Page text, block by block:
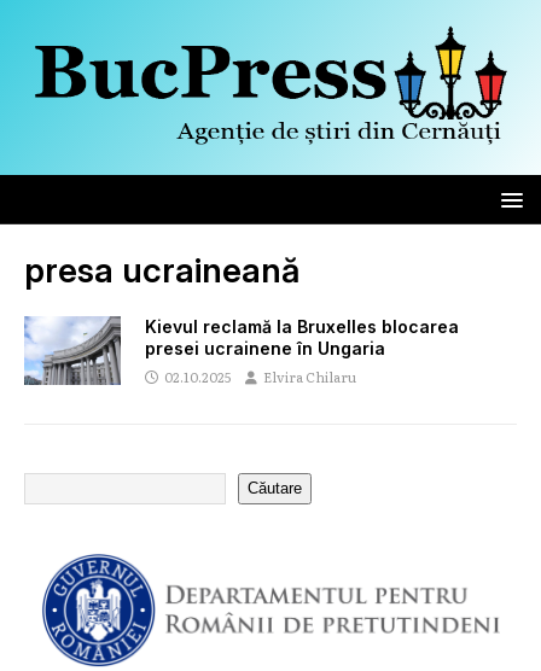
presa ucraineană
Kievul reclamă la Bruxelles blocarea
presei ucrainene în Ungaria
02.10.2025 Elvira Chilaru
Căutare